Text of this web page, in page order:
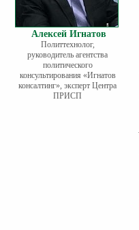
Алексей Игнатов
Политтехнолог,
руководитель агентства
политического
консультирования «Игнатов
консалтинг», эксперт Центра
ПРИСП